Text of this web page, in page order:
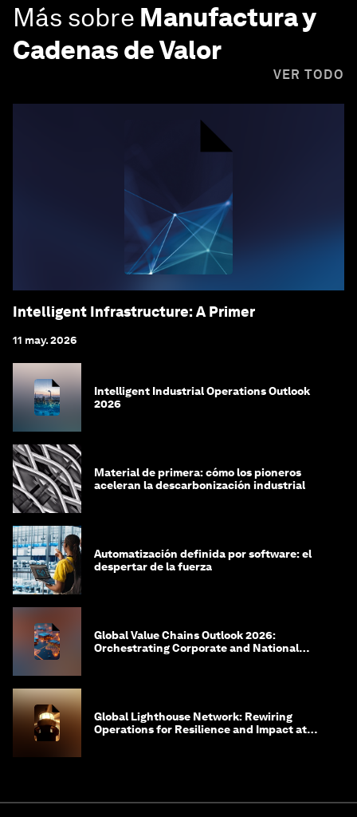
Más sobre Manufactura y
Cadenas de Valor
VER TODO
Intelligent Infrastructure: A Primer
11 may. 2026
Intelligent Industrial Operations Outlook
2026
Material de primera: cómo los pioneros
aceleran la descarbonización industrial
Automatización definida por software: el
despertar de la fuerza
Global Value Chains Outlook 2026:
Orchestrating Corporate and National
Global Lighthouse Network: Rewiring
Operations for Resilience and Impact at